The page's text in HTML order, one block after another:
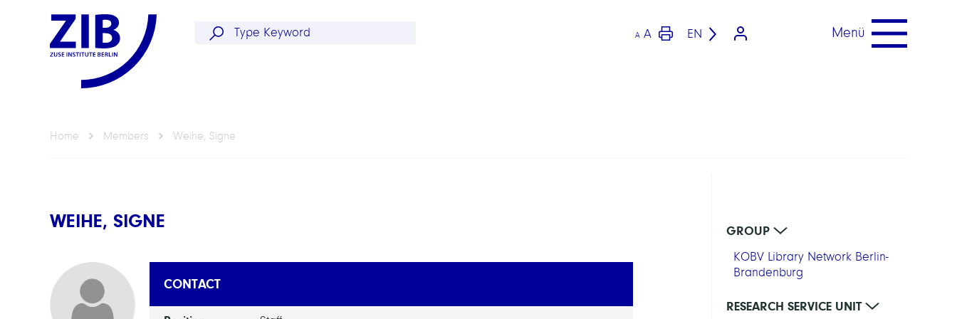
A A EN Menü
Home Members Weihe, Signe
WEIHE, SIGNE
CONTACT
GROUP
KOBV Library Network Berlin-
Brandenburg
RESEARCH SERVICE UNIT